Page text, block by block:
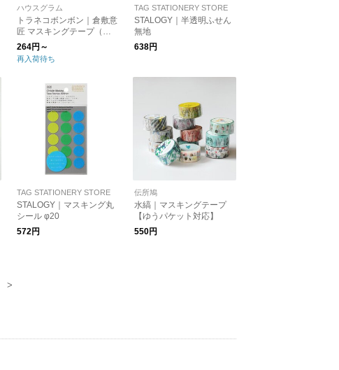
ハウスグラム
トラネコボンボン｜倉敷意
匠 マスキングテープ（記
憶のモンプチ）4種類【文
房具・マステ】【猫グッ
ズ】【プレゼント】
264円～
再入荷待ち
TAG STATIONERY STORE
STALOGY｜半透明ふせん
無地
638円
TAG STATIONERY STORE
STALOGY｜マスキング丸
シール φ20
572円
伝所鳩
水縞｜マスキングテープ
【ゆうパケット対応】
550円
>